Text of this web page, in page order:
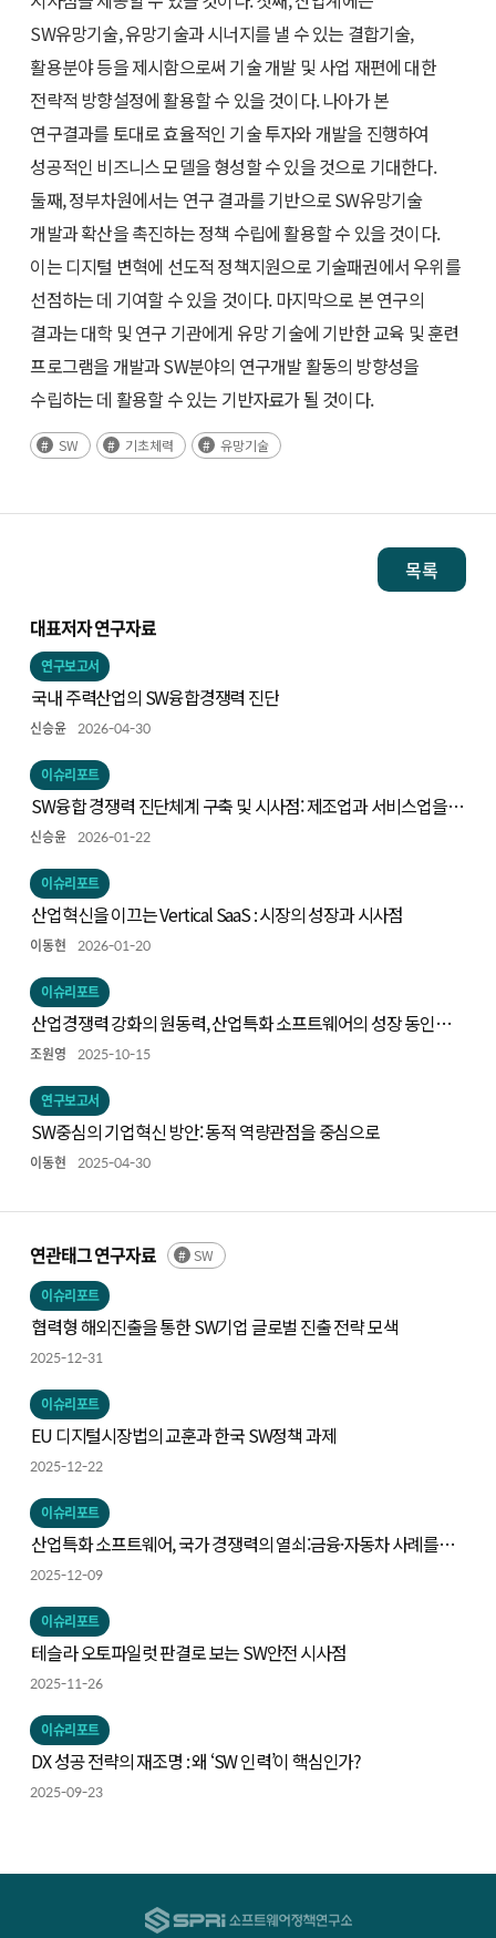
SW유망기술, 유망기술과 시너지를 낼 수 있는 결합기술,
활용분야 등을 제시함으로써 기술 개발 및 사업 재편에 대한
전략적 방향설정에 활용할 수 있을 것이다. 나아가 본
연구결과를 토대로 효율적인 기술 투자와 개발을 진행하여
성공적인 비즈니스 모델을 형성할 수 있을 것으로 기대한다.
둘째, 정부차원에서는 연구 결과를 기반으로 SW유망기술
개발과 확산을 촉진하는 정책 수립에 활용할 수 있을 것이다.
이는 디지털 변혁에 선도적 정책지원으로 기술패권에서 우위를
선점하는 데 기여할 수 있을 것이다. 마지막으로 본 연구의
결과는 대학 및 연구 기관에게 유망 기술에 기반한 교육 및 훈련
프로그램을 개발과 SW분야의 연구개발 활동의 방향성을
수립하는 데 활용할 수 있는 기반자료가 될 것이다.
SW 기초체력 유망기술
목록
대표저자 연구자료
연구보고서
국내 주력산업의 SW융합경쟁력 진단
신승윤 2026-04-30
이슈리포트
SW융합 경쟁력 진단체계 구축 및 시사점: 제조업과 서비스업을
중심으로
신승윤 2026-01-22
이슈리포트
산업혁신을 이끄는 Vertical SaaS : 시장의 성장과 시사점
이동현 2026-01-20
이슈리포트
산업경쟁력 강화의 원동력, 산업특화 소프트웨어의 성장 동인과
주요 사례
조원영 2025-10-15
연구보고서
SW중심의 기업혁신 방안: 동적 역량관점을 중심으로
이동현 2025-04-30
연관태그 연구자료 SW
이슈리포트
협력형 해외진출을 통한 SW기업 글로벌 진출 전략 모색
2025-12-31
이슈리포트
EU 디지털시장법의 교훈과 한국 SW정책 과제
2025-12-22
이슈리포트
산업특화 소프트웨어, 국가 경쟁력의 열쇠:금융·자동차 사례를
중심으로
2025-12-09
이슈리포트
테슬라 오토파일럿 판결로 보는 SW안전 시사점
2025-11-26
이슈리포트
DX 성공 전략의 재조명 : 왜 ‘SW 인력’이 핵심인가?
2025-09-23